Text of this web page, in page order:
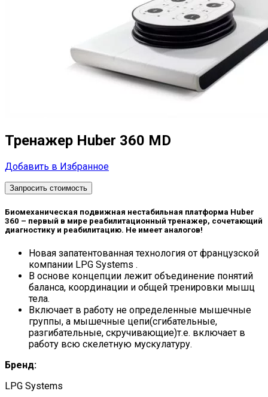
Тренажер Huber 360 MD
Добавить в Избранное
Запросить стоимость
Биомеханическая подвижная нестабильная платформа Huber
360 – первый в мире реабилитационный тренажер, сочетающий
диагностику и реабилитацию. Не имеет аналогов!
Новая запатентованная технология от французской
компании LPG Systems .
В основе концепции лежит объединение понятий
баланса, координации и общей тренировки мышц
тела.
Включает в работу не определенные мышечные
группы, а мышечные цепи(сгибательные,
разгибательные, скручивающие)т.е. включает в
работу всю скелетную мускулатуру.
Бренд:
LPG Systems